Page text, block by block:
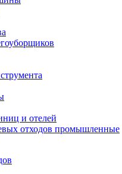
и отелей
отходов промышленные